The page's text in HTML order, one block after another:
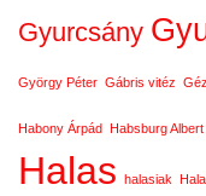
Gyurcsány
György Péter Gábris vitéz
Habony Árpád Habsburg Albert
Halas halasiak